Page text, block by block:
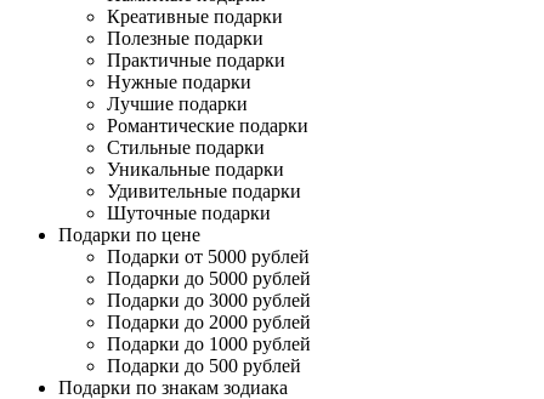
Креативные подарки
Полезные подарки
Практичные подарки
Нужные подарки
Лучшие подарки
Романтические подарки
Стильные подарки
Уникальные подарки
Удивительные подарки
Шуточные подарки
Подарки по цене
Подарки от 5000 рублей
Подарки до 5000 рублей
Подарки до 3000 рублей
Подарки до 2000 рублей
Подарки до 1000 рублей
Подарки до 500 рублей
Подарки по знакам зодиака